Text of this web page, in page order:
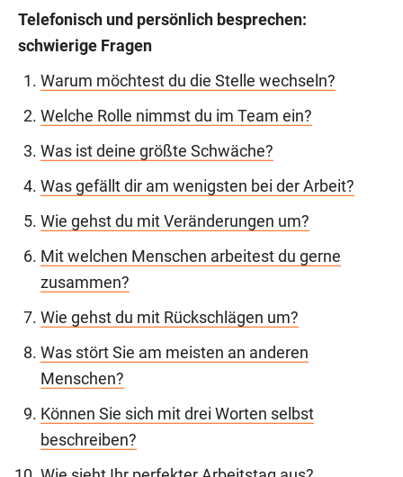
Telefonisch und persönlich besprechen:
schwierige Fragen
Warum möchtest du die Stelle wechseln?
Welche Rolle nimmst du im Team ein?
Was ist deine größte Schwäche?
Was gefällt dir am wenigsten bei der Arbeit?
Wie gehst du mit Veränderungen um?
Mit welchen Menschen arbeitest du gerne
zusammen?
Wie gehst du mit Rückschlägen um?
Was stört Sie am meisten an anderen
Menschen?
Können Sie sich mit drei Worten selbst
beschreiben?